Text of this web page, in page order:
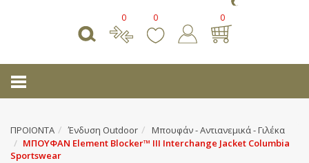
0 0 0
ΠΡΟΙΟΝΤΑ Ένδυση Outdoor
Μπουφάν - Αντιανεμικά - Γιλέκα
ΜΠΟΥΦΑΝ Element Blocker™ III Interchange Jacket Columbia
Sportswear